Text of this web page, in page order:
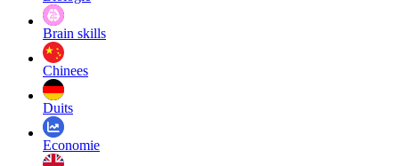
Brain skills
Chinees
Duits
Economie